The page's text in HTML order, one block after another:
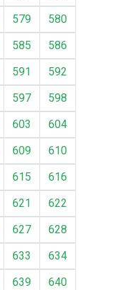
579
580
585
586
591
592
597
598
603
604
609
610
615
616
621
622
627
628
633
634
639
640